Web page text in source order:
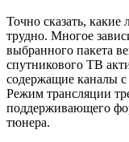
Точно сказать,
трудно. Многое
выбранного пакета
спутникового ТВ
содержащие каналы
Режим трансляции
поддерживающего
тюнера.